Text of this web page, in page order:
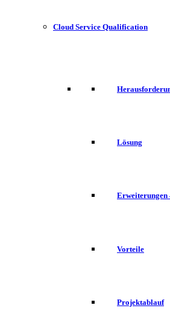
Cloud Service Qualification
Lösung
Erweiterungen
Vorteile
Projektablauf